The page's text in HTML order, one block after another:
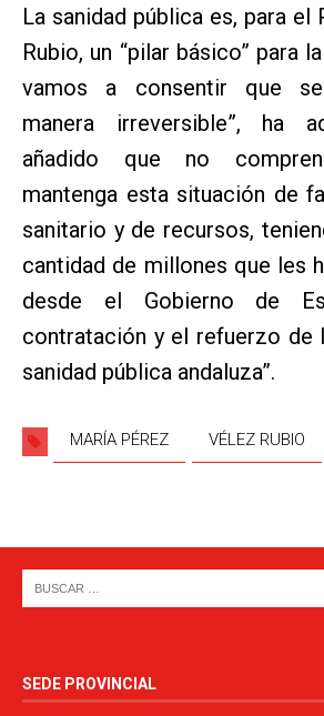
La sanidad pública es, para el
Rubio, un “pilar básico” para
vamos a consentir que
manera irreversible”, ha
añadido que no
mantenga esta situación de
sanitario y de recursos,
cantidad de millones que les
desde el Gobierno de
contratación y el refuerzo de
sanidad pública andaluza”.
MARÍA PÉREZ VÉLEZ RUBIO
SEDE PROVINCIAL